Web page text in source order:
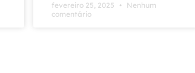
fevereiro 25, 2025
Nenhum
comentário